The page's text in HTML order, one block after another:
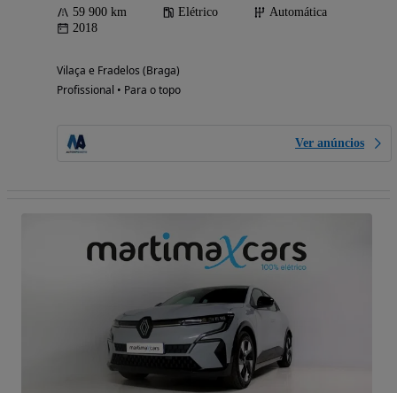
59 900 km Elétrico
Automática
2018
Vilaça e Fradelos (Braga)
Profissional • Para o topo
Ver anúncios